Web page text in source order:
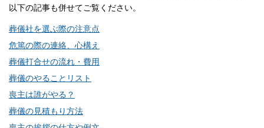
以下の記事も併せてご覧ください。
葬儀社を選ぶ際の注意点
危篤の際の連絡、心構え
葬儀打合せの流れ・費用
葬儀のやることリスト
喪主は誰がやる？
葬儀の見積もり方法